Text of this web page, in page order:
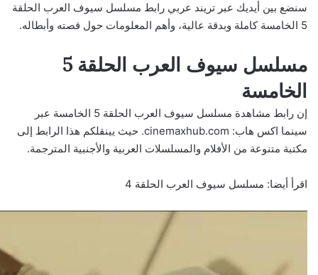
سنضع بين أيديك عبر تريند عربي رابط مسلسل سيوف العرب الحلقة
5 الخامسة كاملة وبدقة عالية، وأهم المعلومات حول قصته وأبطاله.
مسلسل سيوف العرب الحلقة 5
الخامسة
إن رابط مشاهدة مسلسل سيوف العرب الحلقة 5 الخامسة عبر
سينما اكس هاب: cinemaxhub.com. حيث يينقلكم هذا الرابط إلى
مكتبة متنوعة من الأفلام والمسلسلات العربية والأجنبية المترجمة.
اقرأ أيضا: مسلسل سيوف العرب الحلقة 4